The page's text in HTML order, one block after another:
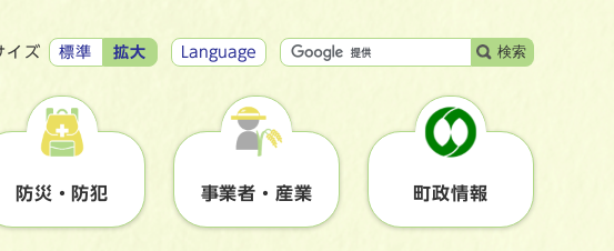
イズ 標準 拡大 Language 検索
防災・防犯 事業者・産業 町政情報